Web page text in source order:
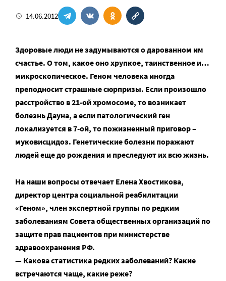
14.06.2012
Здоровые люди не задумываются о дарованном им
счастье. О том, какое оно хрупкое, таинственное и…
микроскопическое. Геном человека иногда
преподносит страшные сюрпризы. Если произошло
расстройство в 21-ой хромосоме, то возникает
болезнь Дауна, а если патологический ген
локализуется в 7-ой, то пожизненный приговор –
муковисцидоз. Генетические болезни поражают
людей еще до рождения и преследуют их всю жизнь.
На наши вопросы отвечает Елена Хвостикова,
директор центра социальной реабилитации
«Геном», член экспертной группы по редким
заболеваниям Совета общественных организаций по
защите прав пациентов при министерстве
здравоохранения РФ.
— Какова статистика редких заболеваний? Какие
встречаются чаще, какие реже?